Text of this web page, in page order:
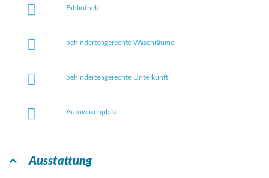
Bibliothek
behindertengerechte Waschräume
behindertengerechte Unterkunft
Autowaschplatz
Ausstattung